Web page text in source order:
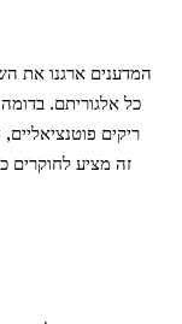
המדענים ארגנו את
כל אלגוריתם.
ריקים
זה מציע לחוקרים